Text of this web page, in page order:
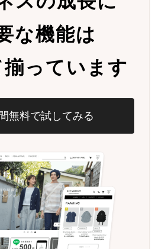
な機能は
っています
無料で試してみる